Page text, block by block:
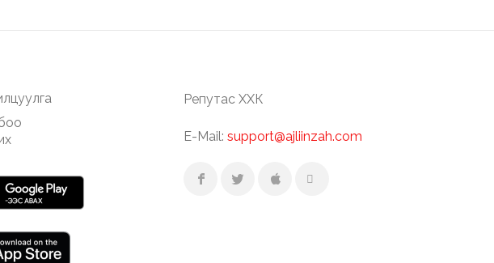
Репутас ХХК
E-Mail: support@ajliinzah.com